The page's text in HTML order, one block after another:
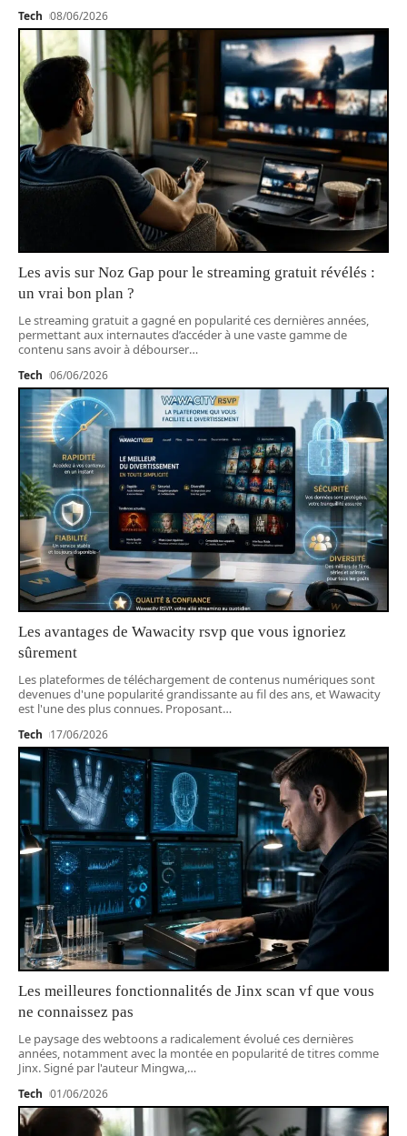
Tech 08/06/2026
Les avis sur Noz Gap pour le streaming gratuit révélés :
un vrai bon plan ?
Le streaming gratuit a gagné en popularité ces dernières années,
permettant aux internautes d’accéder à une vaste gamme de
contenu sans avoir à débourser…
Tech 06/06/2026
Les avantages de Wawacity rsvp que vous ignoriez
sûrement
Les plateformes de téléchargement de contenus numériques sont
devenues d'une popularité grandissante au fil des ans, et Wawacity
est l'une des plus connues. Proposant…
Tech 17/06/2026
Les meilleures fonctionnalités de Jinx scan vf que vous
ne connaissez pas
Le paysage des webtoons a radicalement évolué ces dernières
années, notamment avec la montée en popularité de titres comme
Jinx. Signé par l'auteur Mingwa,…
Tech 01/06/2026